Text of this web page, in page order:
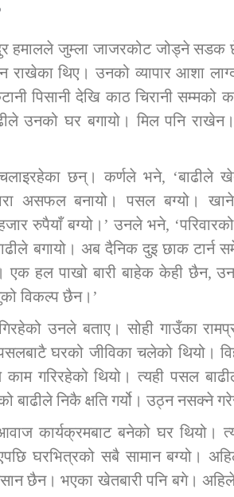
कार्यक्रम
तातोपानी गाउँपालिका जुम्लाको महिला
लैङ्गिक हिंसा सम्बन्धी सूचना सन्देश
तातोपानी
हमालले जुम्ला जाजरकोट जोड्ने सडक
राखेका थिए। उनको व्यापार आशा
पिसानी देखि काठ चिरानी सम्मको
उनको घर बगायो। मिल पनि
छन्। कर्णले भने,
असफल बनायो। पसल बग्यो।
रुपैयाँ बग्यो।’ उनले भने, ‘परिवारको
बगायो। अब दैनिक दुइ छाक टार्न
हल पाखो बारी बाहेक केही छैन,
विकल्प छैन।’
उनले बताए। सोही गाउँका
घरको जीविका चलेको थियो।
गरिरहेको थियो। त्यही पसल
निकै क्षति गर्यो। उठ्न नसक्ने
कार्यक्रमबाट बनेको घर थियो।
घरभित्रको सबै सामान बग्यो।
छैन। भएका खेतबारी पनि बगे। अहिले